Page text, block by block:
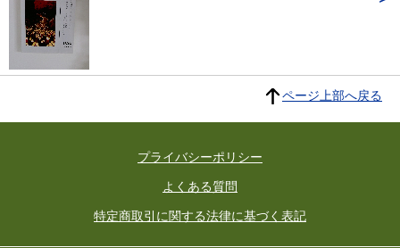
ページ上部へ戻る
プライバシーポリシー
よくある質問
特定商取引に関する法律に基づく表記